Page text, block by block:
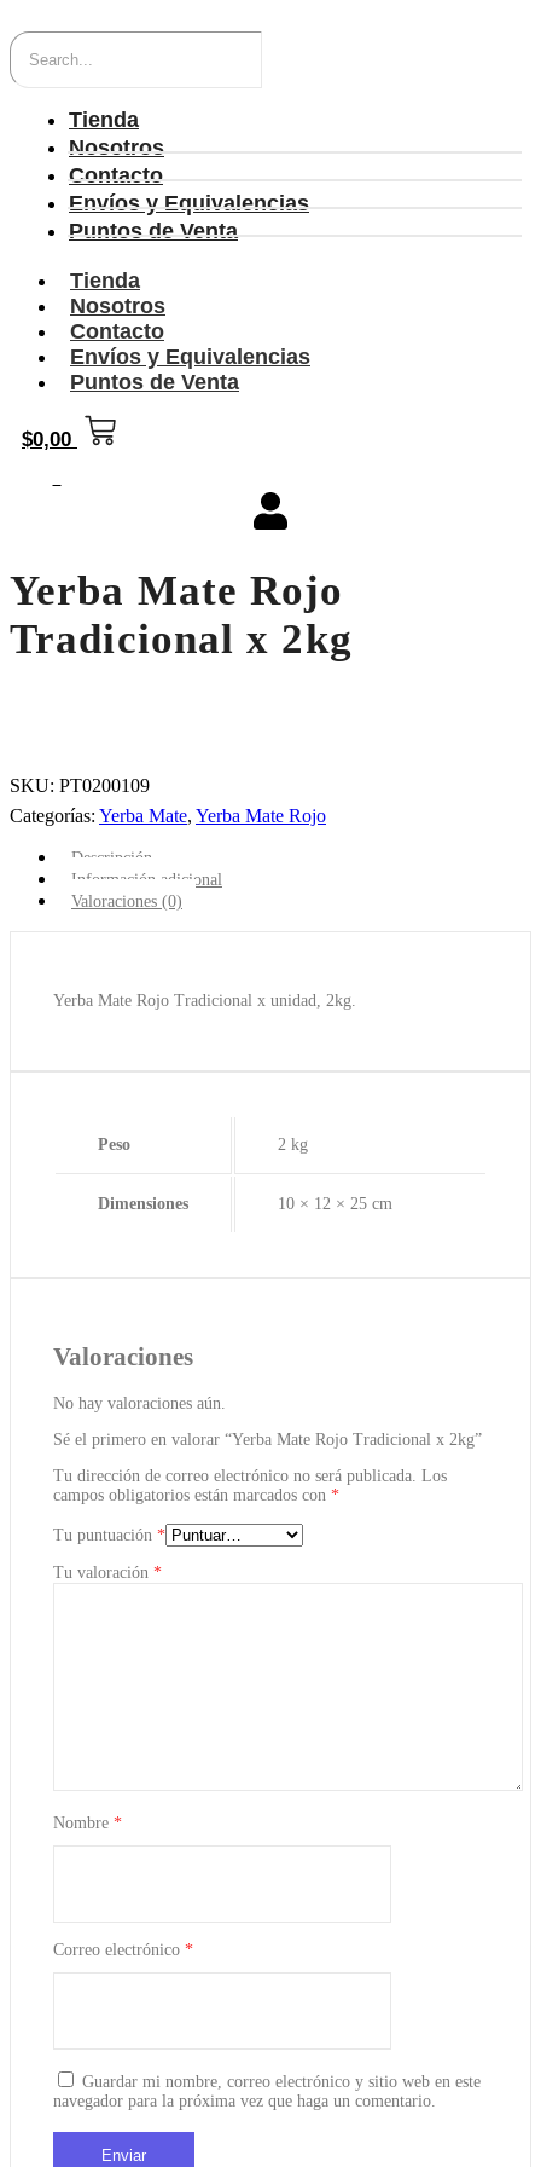
Tienda
Nosotros
Contacto
Envíos y Equivalencias
Puntos de Venta
Tienda
Nosotros
Contacto
Envíos y Equivalencias
Puntos de Venta
$0,00
Yerba Mate Rojo
Tradicional x 2kg
SKU: PT0200109
Categorías: Yerba Mate, Yerba Mate Rojo
Descripción
Información adicional
Valoraciones (0)
Yerba Mate Rojo Tradicional x unidad, 2kg.
Peso 2 kg
Dimensiones 10 × 12 × 25 cm
Valoraciones
No hay valoraciones aún.
Sé el primero en valorar “Yerba Mate Rojo Tradicional x 2kg”
Tu dirección de correo electrónico no será publicada. Los
campos obligatorios están marcados con *
Tu puntuación *
Tu valoración *
Nombre *
Correo electrónico *
Guardar mi nombre, correo electrónico y sitio web en este
navegador para la próxima vez que haga un comentario.